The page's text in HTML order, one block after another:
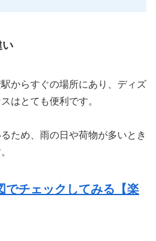
い
からすぐの場所にあり、ディズ
はとても便利です。
ため、雨の日や荷物が多いとき
でチェックしてみる【楽